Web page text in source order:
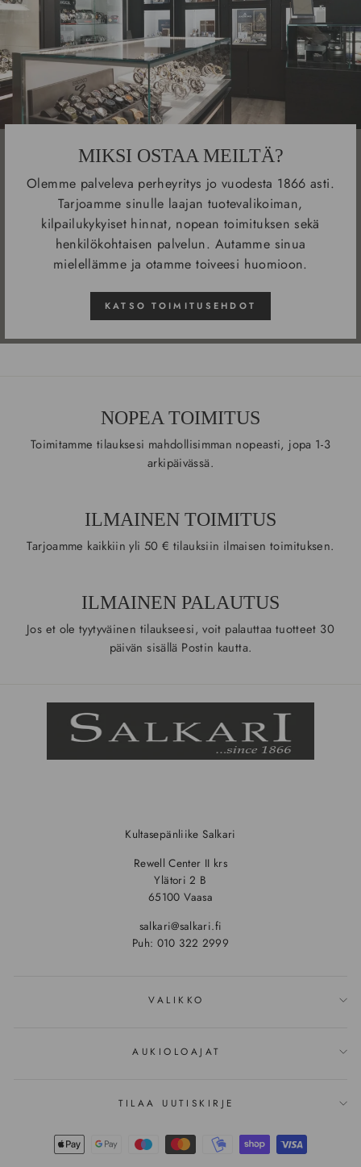
MIKSI OSTAA MEILTÄ?
Olemme palveleva perheyritys jo vuodesta 1866 asti.
Tarjoamme sinulle laajan tuotevalikoiman,
kilpailukykyiset hinnat, nopean toimituksen sekä
henkilökohtaisen palvelun. Autamme sinua
mielellämme ja otamme toiveesi huomioon.
KATSO TOIMITUSEHDOT
NOPEA TOIMITUS
Toimitamme tilauksesi mahdollisimman nopeasti, jopa 1-3
arkipäivässä.
ILMAINEN TOIMITUS
Tarjoamme kaikkiin yli 50 € tilauksiin ilmaisen toimituksen.
ILMAINEN PALAUTUS
Jos et ole tyytyväinen tilaukseesi, voit palauttaa tuotteet 30
päivän sisällä Postin kautta.
Kultasepänliike Salkari
Rewell Center II krs
Ylätori 2 B
65100 Vaasa
salkari@salkari.fi
Puh: 010 322 2999
VALIKKO
AUKIOLOAJAT
TILAA UUTISKIRJE